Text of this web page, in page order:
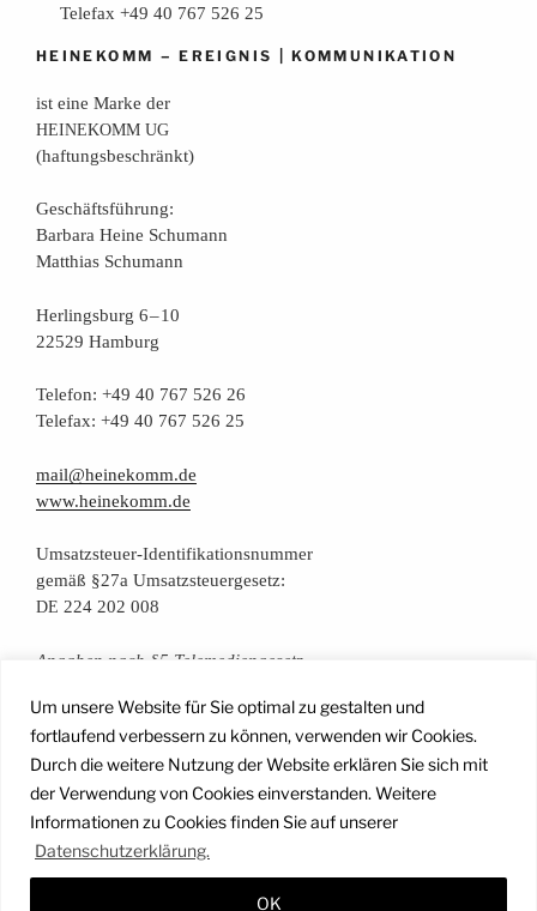
Um unsere Website für Sie optimal zu gestalten und
fortlaufend verbessern zu können, verwenden wir Cookies.
Durch die weitere Nutzung der Website erklären Sie sich mit
der Verwendung von Cookies einverstanden. Weitere
Informationen zu Cookies finden Sie auf unserer
Datenschutzerklärung.
OK
Telefax +49 40 767 526 25
HEINEKOMM –EREIGNIS |KOMMUNIKATION
ist eine Mar­ke der
HEINEKOMM UG
(haf­tungs­be­schränkt)
Geschäfts­füh­rung:
Bar­ba­ra Hei­ne Schumann
Mat­thi­as Schumann
Her­lings­burg 6 – 10
22529 Hamburg
Tele­fon: +49 40 767 526 26
Tele­fax: +49 40 767 526 25
mail@heinekomm.de
www.heinekomm.de
Umsatz­steu­er-Iden­ti­fi­ka­ti­ons­num­mer
gemäß §27a Umsatzsteuergesetz:
DE 224 202 008
Anga­ben nach §5 Telemediengesetz
Daten­schutz­er­klä­rung
FacebookInstagramYouTubeMail